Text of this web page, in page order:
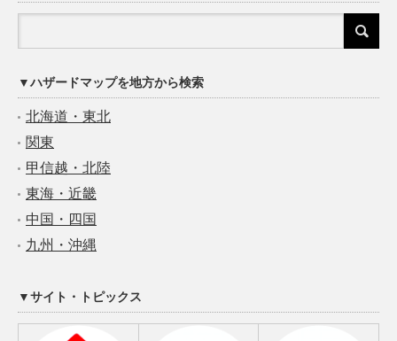
▼ハザードマップを地方から検索
北海道・東北
関東
甲信越・北陸
東海・近畿
中国・四国
九州・沖縄
▼サイト・トピックス